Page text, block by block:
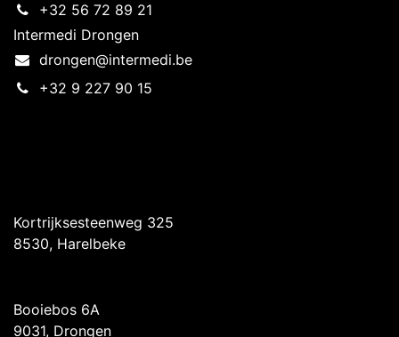
+32 56 72 89 21
Intermedi Drongen
drongen@intermedi.be
+32 9 227 90 15
Kortrijksesteenweg 325
8530, Harelbeke
Booiebos 6A
9031, Drongen